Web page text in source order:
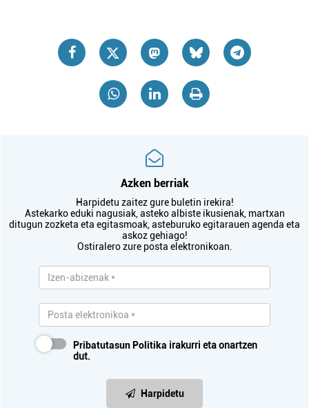
Azken berriak
Harpidetu zaitez gure buletin irekira!
Astekarko eduki nagusiak, asteko albiste ikusienak, martxan
ditugun zozketa eta egitasmoak, asteburuko egitarauen agenda eta
askoz gehiago!
Ostiralero zure posta elektronikoan.
Pribatutasun Politika irakurri eta onartzen
dut.
Harpidetu